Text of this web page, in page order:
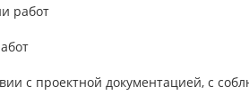
работ
с проектной документацией, с